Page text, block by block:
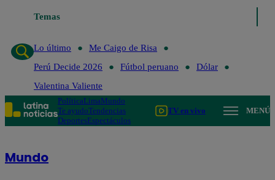
Temas
Lo último
Me Caigo de Risa
Perú Decide 2026
Fútbol peruano
Dólar
Valentina Valiente
PolíticaLimaMundo
Te ayudoTendencias
DeportesEspectáculos
TV en vivo MENÚ
Mundo